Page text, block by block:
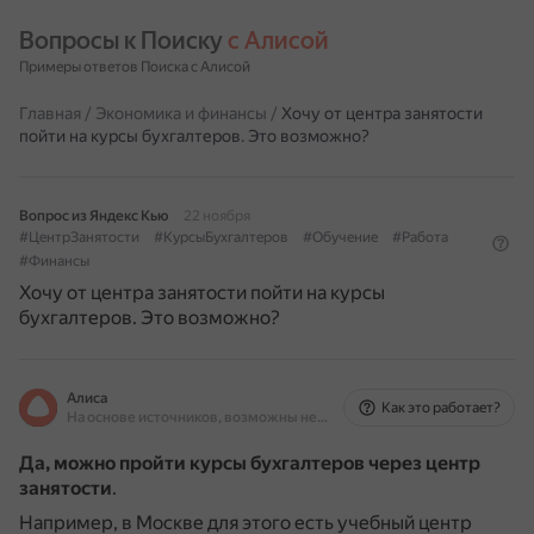
Вопросы к Поиску с Алисой
Примеры ответов Поиска с Алисой
Главная / Экономика и финансы / Хочу от центра занятости
пойти на курсы бухгалтеров. Это возможно?
Вопрос из Яндекс Кью
22 ноября
#ЦентрЗанятости
#КурсыБухгалтеров #Обучение
#Работа
#Финансы
Хочу от центра занятости пойти на курсы
бухгалтеров. Это возможно?
Алиса
На основе источников, возможны неточности
Как это работает?
Да, можно пройти курсы бухгалтеров через центр
занятости.
Например, в Москве для этого есть учебный центр